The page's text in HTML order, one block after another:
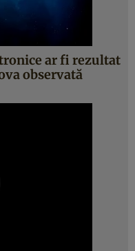
ar fi rezultat
observată